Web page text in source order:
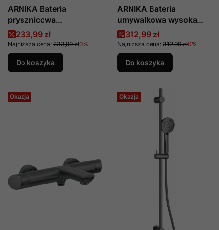
ARNIKA Bateria
prysznicowa
podtynkowa z
przełącznikiem natrysku
BQA_Z44P Deante
Cena promocyjna
233,99 zł
Najniższa cena: 233,99 zł0%
Do koszyka
ARNIKA Bateria
umywalkowa wysoka
BQA_Z20K Deante
Cena promocyjna
312,99 zł
Najniższa cena: 312,99 zł0%
Do koszyka
Okazja Okazja